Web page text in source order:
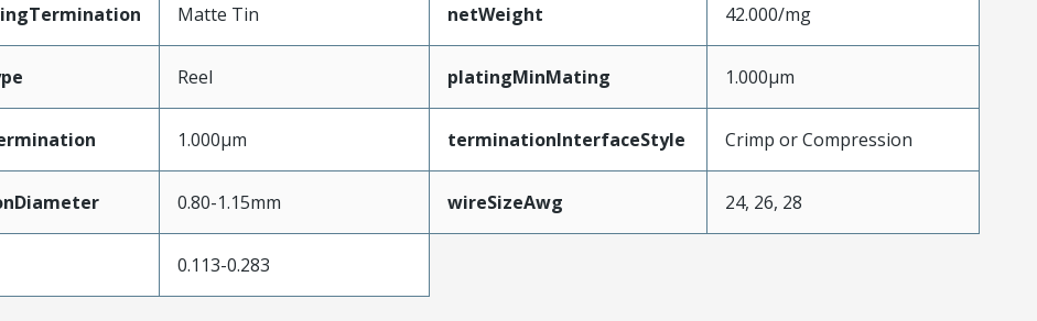
Matte Tin netWeight 42.000/mg
Reel platingMinMating 1.000µm
1.000µm terminationInterfaceStyle Crimp or Compression
0.80-1.15mm wireSizeAwg 24, 26, 28
0.113-0.283